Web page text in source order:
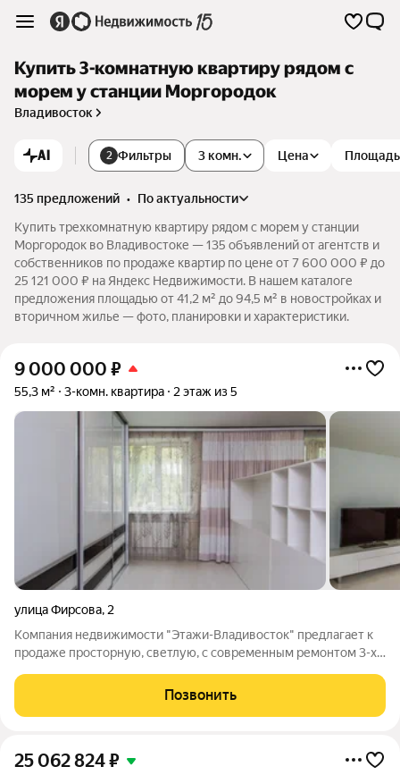
Купить 3-комнатную квартиру рядом с
морем у станции Моргородок
Владивосток
AI 2 Фильтры 3 комн. Цена Площадь
135 предложений •
по актуальности
Купить трехкомнатную квартиру рядом с морем у станции
Моргородок во Владивостоке — 135 объявлений от агентств и
собственников по продаже квартир по цене от 7 600 000 ₽ до
25 121 000 ₽ на Яндекс Недвижимости. В нашем каталоге
предложения площадью от 41,2 м² до 94,5 м² в новостройках и
вторичном жилье — фото, планировки и характеристики.
9 000 000 ₽
55,3 м² 3-комн. квартира 2 этаж из 5
улица Фирсова, 2
Компания недвижимости "Этажи-Владивосток" предлагает к
продаже просторную, светлую, с современным ремонтом 3-х
балкона) на 3 этаже по адресу: г. Владивостоке, ул. Фирсова, д.
2. Преимущества:
Позвонить
25 062 824₽